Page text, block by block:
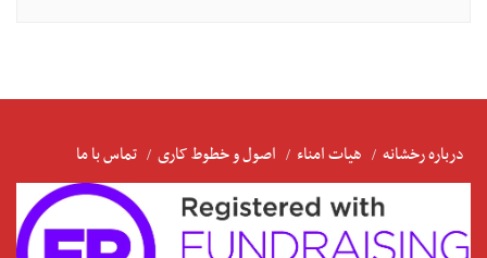
درباره رخشانه هیات امناء اصول و خطوط کاری تماس با ما